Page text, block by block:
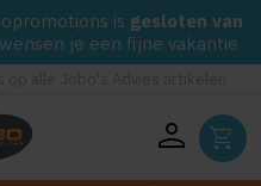
is gesloten van
je een fijne vakantie
person shopping_cart